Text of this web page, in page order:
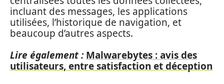
incluant des messages, les applications
utilisées, l’historique de navigation, et
beaucoup d’autres aspects.
Lire également : Malwarebytes : avis des
utilisateurs, entre satisfaction et déception